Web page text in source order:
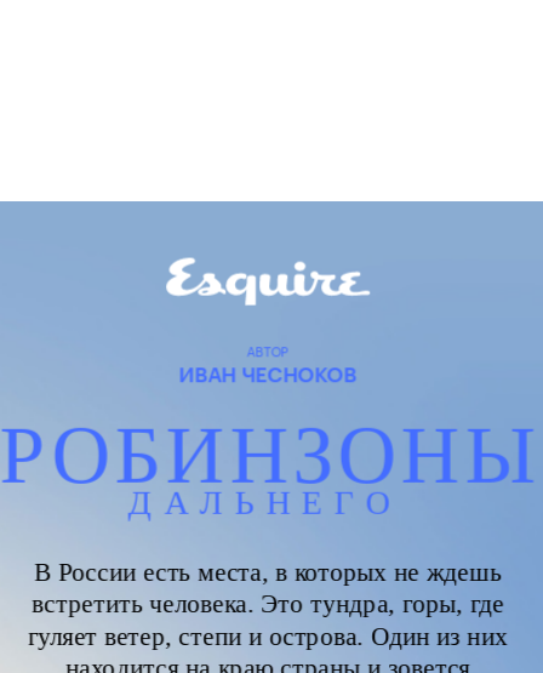
РОБИНЗОНЫ
ДАЛЬНЕГО
В России есть места, в которых не ждешь
встретить человека. Это тундра, горы, где
гуляет ветер, степи и острова. Один из них
АВТОР
ИВАН ЧЕСНОКОВ